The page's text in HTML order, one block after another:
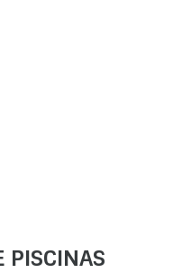
PISCINAS